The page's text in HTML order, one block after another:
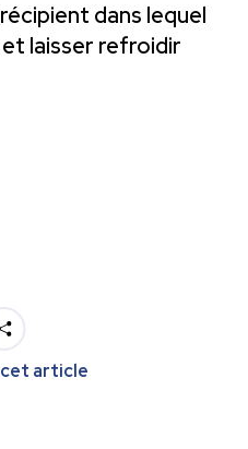
dans lequel
laisser refroidir
article